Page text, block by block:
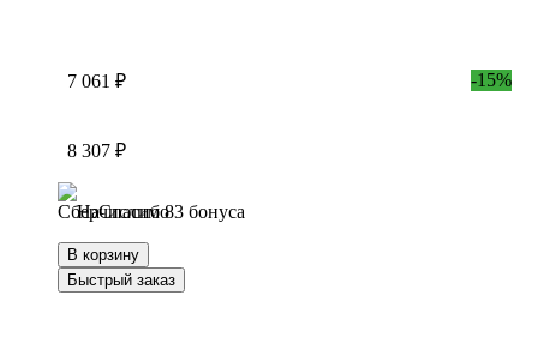
7 061 ₽ -15%
8 307 ₽
Начислим 83 бонуса
В корзину
Быстрый заказ